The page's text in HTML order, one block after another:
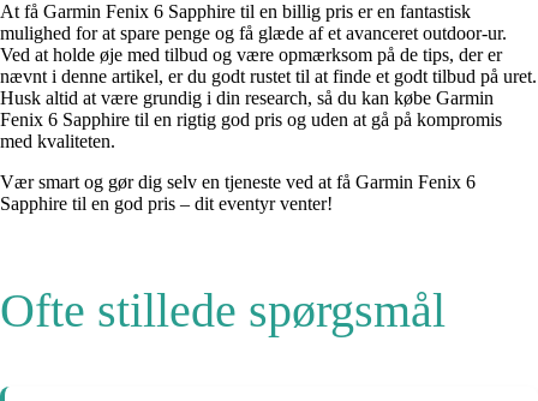
At få Garmin Fenix 6 Sapphire til en billig pris er en fantastisk
mulighed for at spare penge og få glæde af et avanceret outdoor-ur.
Ved at holde øje med tilbud og være opmærksom på de tips, der er
nævnt i denne artikel, er du godt rustet til at finde et godt tilbud på uret.
Husk altid at være grundig i din research, så du kan købe Garmin
Fenix 6 Sapphire til en rigtig god pris og uden at gå på kompromis
med kvaliteten.
Vær smart og gør dig selv en tjeneste ved at få Garmin Fenix 6
Sapphire til en god pris – dit eventyr venter!
Ofte stillede spørgsmål